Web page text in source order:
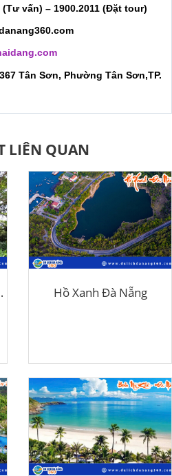
vấn) – 1900.2011 (Đặt tour)
Tân Sơn, Phường Tân Sơn,TP.
LIÊN QUAN
Nẵng Hồ Xanh Đà Nẵng